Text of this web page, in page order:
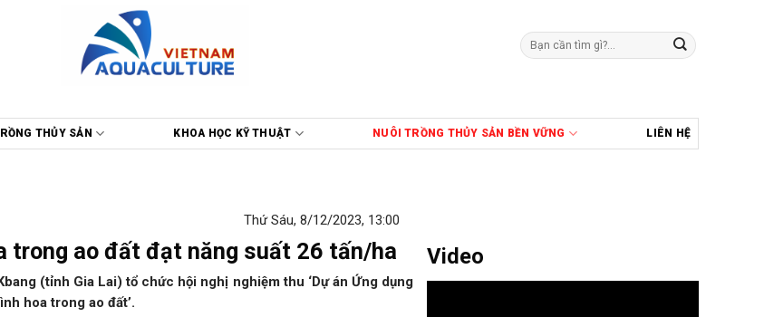
Tìm
kiếm:
THỦY SẢN KHOA HỌC KỸ THUẬT NUÔI TRỒNG THỦY SẢN BỀN VỮNG LIÊN HỆ
Thứ Sáu, 8/12/2023, 13:00
trong ao đất đạt năng suất 26 tấn/ha
(tỉnh Gia Lai) tổ chức hội nghị nghiệm thu ‘Dự án Ứng dụng
hoa trong ao đất’.
Video